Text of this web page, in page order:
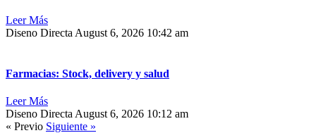
Leer Más
Diseno Directa August 6, 2026 10:42 am
Farmacias: Stock, delivery y salud
Leer Más
Diseno Directa August 6, 2026 10:12 am
« Previo Siguiente »